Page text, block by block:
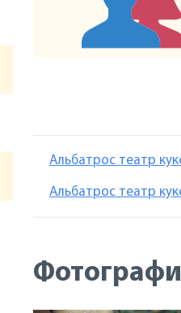
Альбатрос театр
Альбатрос театр